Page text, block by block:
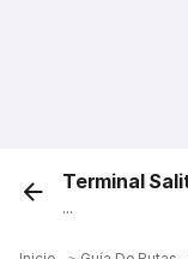
Terminal
...